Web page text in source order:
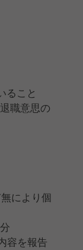
子供手当：
・12月)
円＋家賃手
手当：5,000
)
ること
職意思の
により個
容を報告